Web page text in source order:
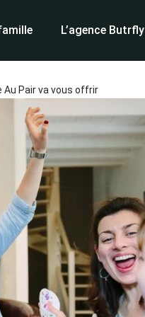
L’agence Butrfly
Au Pair va vous offrir